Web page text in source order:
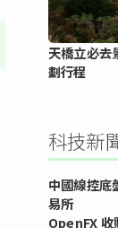
天橋立必去
劃行程
科技新
中國線控底
易所
OpenFX